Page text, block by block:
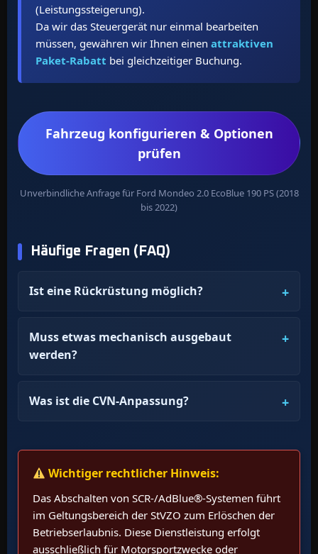
(Leistungssteigerung).
Da wir das Steuergerät nur einmal bearbeiten
müssen, gewähren wir Ihnen einen attraktiven
Paket-Rabatt bei gleichzeitiger Buchung.
Fahrzeug konfigurieren & Optionen
prüfen
Unverbindliche Anfrage für Ford Mondeo 2.0 EcoBlue 190 PS (2018
bis 2022)
Häufige Fragen (FAQ)
Ist eine Rückrüstung möglich?
Muss etwas mechanisch ausgebaut
werden?
Was ist die CVN-Anpassung?
Wichtiger rechtlicher Hinweis:
Das Abschalten von SCR-/AdBlue®-Systemen führt
im Geltungsbereich der StVZO zum Erlöschen der
Betriebserlaubnis. Diese Dienstleistung erfolgt
ausschließlich für Motorsportzwecke oder